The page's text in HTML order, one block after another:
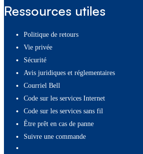
Ressources utiles
Politique de retours
Vie privée
Sécurité
Avis juridiques et réglementaires
Courriel Bell
Code sur les services Internet
Code sur les services sans fil
Être prêt en cas de panne
Suivre une commande